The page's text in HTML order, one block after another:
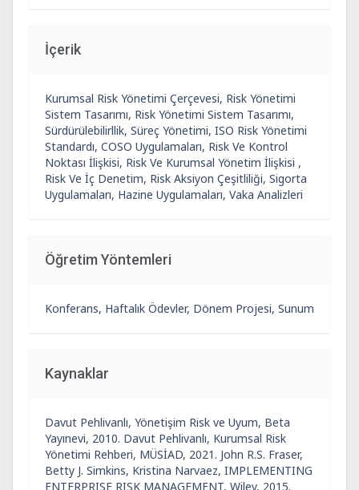
İçerik
Kurumsal Risk Yönetimi Çerçevesi, Risk Yönetimi
Sistem Tasarımı, Risk Yönetimi Sistem Tasarımı,
Sürdürülebilirllik, Süreç Yönetimi, ISO Risk Yönetimi
Standardı, COSO Uygulamaları, Risk Ve Kontrol
Noktası İlişkisi, Risk Ve Kurumsal Yönetim İlişkisi ,
Risk Ve İç Denetim, Risk Aksiyon Çeşitliliği, Sigorta
Uygulamaları, Hazine Uygulamaları, Vaka Analizleri
Öğretim Yöntemleri
Konferans, Haftalık Ödevler, Dönem Projesi, Sunum
Kaynaklar
Davut Pehlivanlı, Yönetişim Risk ve Uyum, Beta
Yayınevi, 2010. Davut Pehlivanlı, Kurumsal Risk
Yönetimi Rehberi, MÜSİAD, 2021. John R.S. Fraser,
Betty J. Simkins, Kristina Narvaez, IMPLEMENTING
ENTERPRISE RISK MANAGEMENT, Wiley, 2015.